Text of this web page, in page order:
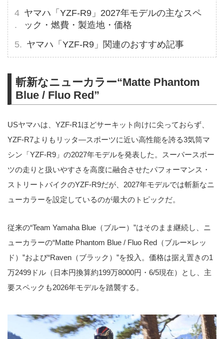
ヤマハ「YZF-R9」2027年モデルの主なスペ
ック・燃費・製造地・価格
ヤマハ「YZF-R9」関連のおすすめ記事
斬新なニューカラー“Matte Phantom
Blue / Fluo Red”
USヤマハは、YZF-R1ほどサーキット向けに尖っておらず、
YZF-R7よりもリッタ―スポーツに近い高性能を誇る3気筒マ
シン「YZF-R9」の2027年モデルを発表した。スーパースポー
ツの走りと扱いやすさを高度に融合させたパフォーマンス・
ストリートバイクのYZF-R9だが、2027年モデルでは斬新なニ
ューカラーを設定しているのが最大のトピックだ。
従来の“Team Yamaha Blue（ブルー）”はそのまま継続し、ニ
ューカラーの“Matte Phantom Blue / Fluo Red（ブルー×レッ
ド）”および“Raven（ブラック）”を投入。価格は据え置きの1
万2499ドル（日本円換算約199万8000円・6/5現在）とし、主
要スペックも2026年モデルを踏襲する。